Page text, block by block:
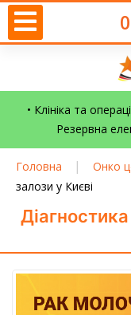
• Клініка та
Резервна
Головна | Онко
залози у Києві